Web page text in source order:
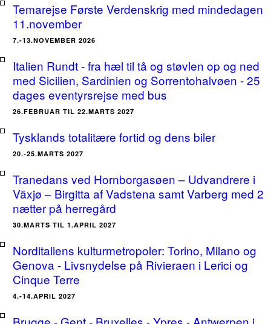
Temarejse Første Verdenskrig med mindedagen
11.november
7.-13.NOVEMBER 2026
Italien Rundt - fra hæl til tå og støvlen op og ned
med Sicilien, Sardinien og Sorrentohalvøen - 25
dages eventyrsrejse med bus
26.FEBRUAR TIL 22.MARTS 2027
Tysklands totalitære fortid og dens biler
20.-25.MARTS 2027
Tranedans ved Hornborgasøen – Udvandrere i
Växjø – Birgitta af Vadstena samt Varberg med 2
nætter på herregård
30.MARTS TIL 1.APRIL 2027
Norditaliens kulturmetropoler: Torino, Milano og
Genova - Livsnydelse på Rivieraen i Lerici og
Cinque Terre
4.-14.APRIL 2027